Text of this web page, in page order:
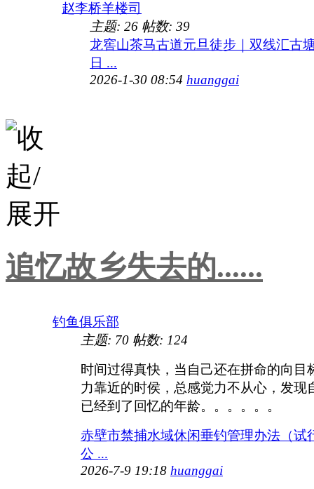
赵李桥羊楼司
主题: 26 帖数: 39
龙窖山茶马古道元旦徒步｜双线汇古
日 ...
2026-1-30 08:54 huanggai
追忆故乡失去的......
钓鱼俱乐部
主题: 70 帖数: 124
时间过得真快，当自己还在拼命的向目
力靠近的时侯，总感觉力不从心，发现
已经到了回忆的年龄。。。。。。
赤壁市禁捕水域休闲垂钓管理办法（试
公 ...
2026-7-9 19:18 huanggai